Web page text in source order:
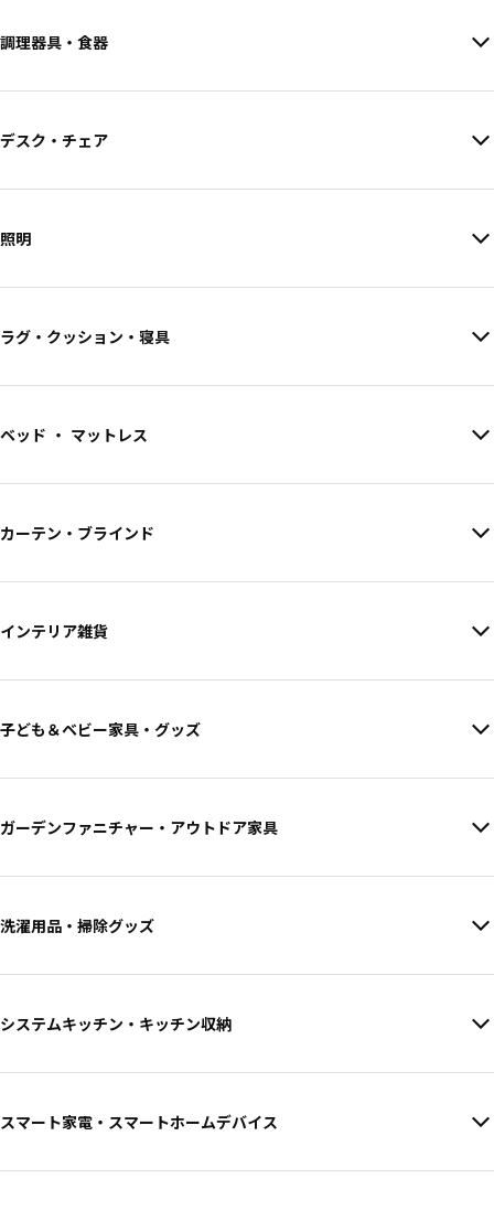
調理器具・食器
デスク・チェア
照明
ラグ・クッション・寝具
ベッド ・ マットレス
カーテン・ブラインド
インテリア雑貨
子ども＆ベビー家具・グッズ
ガーデンファニチャー・アウトドア家具
洗濯用品・掃除グッズ
システムキッチン・キッチン収納
スマート家電・スマートホームデバイス